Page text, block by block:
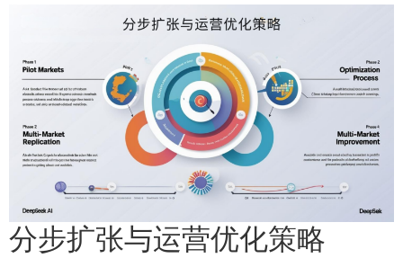
分步扩张与运营优化策略